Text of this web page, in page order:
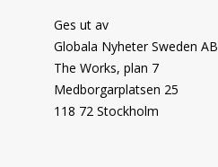
Ges ut av
Globala Nyheter Sweden AB
The Works, plan 7
Medborgarplatsen 25
118 72 Stockholm